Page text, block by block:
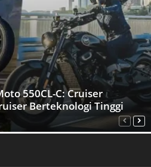
550CL-C: Cruiser
Berteknologi Tinggi